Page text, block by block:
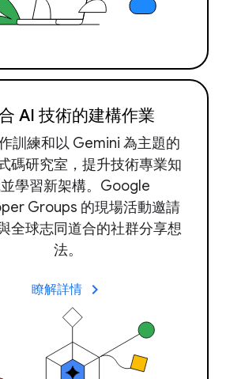
AI 技術的建構作業
訓練和以 Gemini 為主題的
碼研究室，提升技術專業知
學習新架構。Google
Groups 的現場活動邀請
全球志同道合的社群分享想
法。
瞭解詳情 keyboard_arrow_right